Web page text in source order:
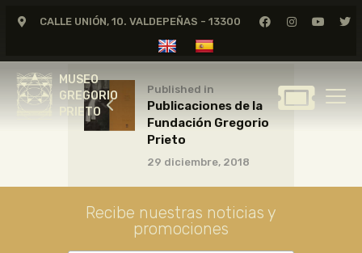
CALLE UNIÓN, 10. VALDEPEÑAS - 13300
MUSEO
GREGORIO
PRIETO
MUSEO
GREGORIO
GREGORIO PRIETO
ARCHIVO
CERTAMEN DE DIBUJO
FUNDACIÓN
Published in
Publicaciones de la
Fundación Gregorio
Prieto
29 diciembre, 2018
Recibe nuestras noticias y
promociones